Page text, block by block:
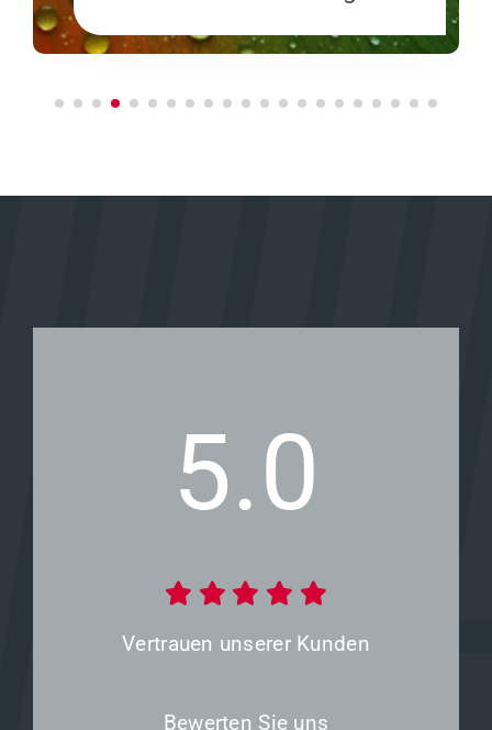
5.0
Vertrauen unserer Kunden
Bewerten Sie uns